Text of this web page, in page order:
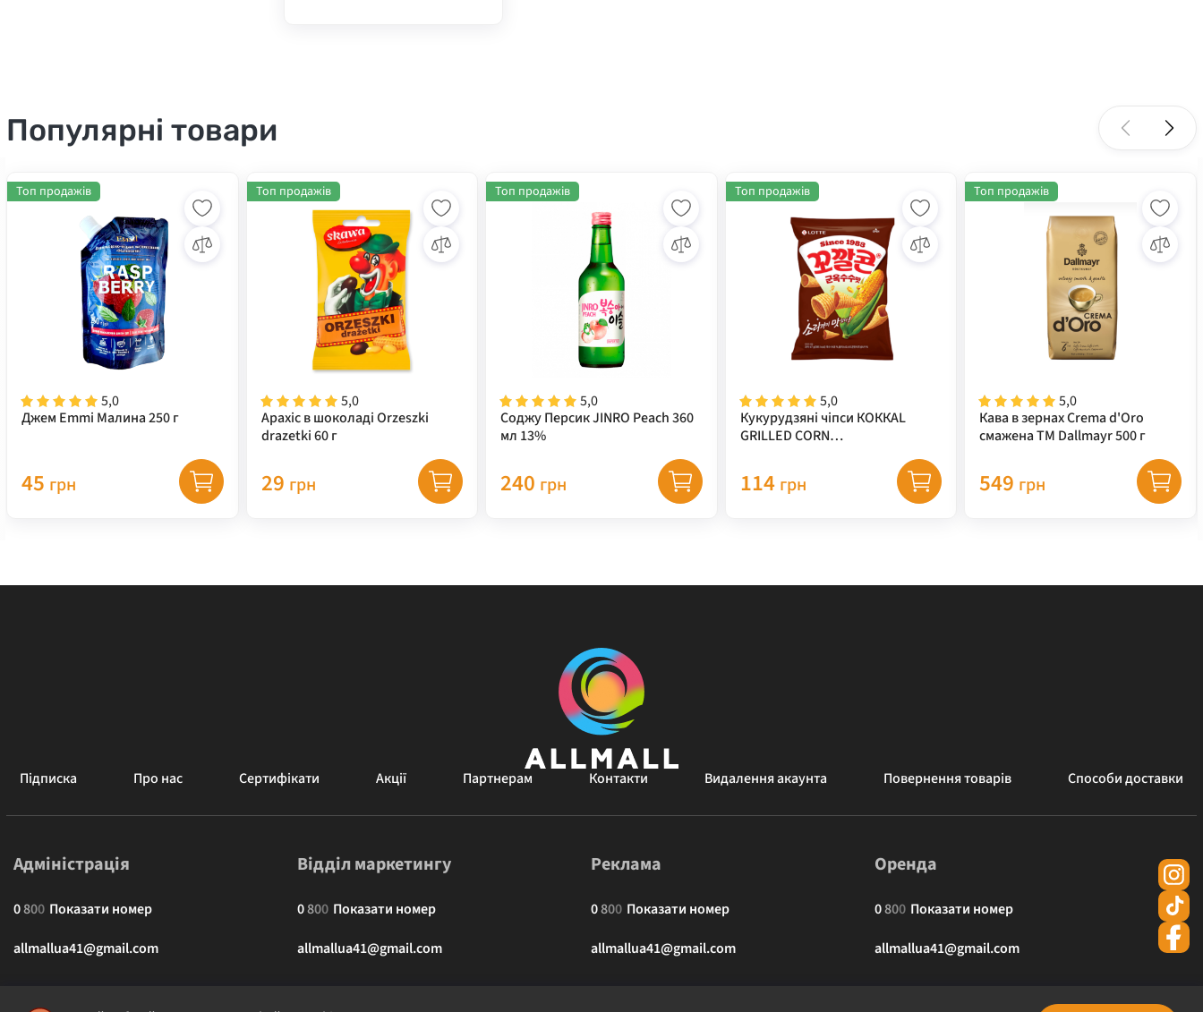
Популярні товари
5,0
Джем Emmi Малина 250 г
Топ продажів
45 грн
5,0
Арахіс в шоколаді Orzeszki
drazetki 60 г
Топ продажів
29 грн
5,0
Соджу Персик JINRO Peach 360
мл 13%
Топ продажів
240 грн
5,0
Кукурудзяні чіпси КОККАL
GRILLED CORN
67 г
Топ продажів
114 грн
5,0
Кава в зернах Crema d'Oro
смажена ТМ Dallmayr 500 г
Топ продажів
549 грн
Підписка Про нас Сертифікати Акції Партнерам Контакти Видалення акаунта Повернення товарів Способи доставки
Адміністрація
0800 Показати номер
allmallua41@gmail.com
Відділ маркетингу
0800 Показати номер
allmallua41@gmail.com
Реклама
0800 Показати номер
allmallua41@gmail.com
Оренда
0800 Показати номер
allmallua41@gmail.com